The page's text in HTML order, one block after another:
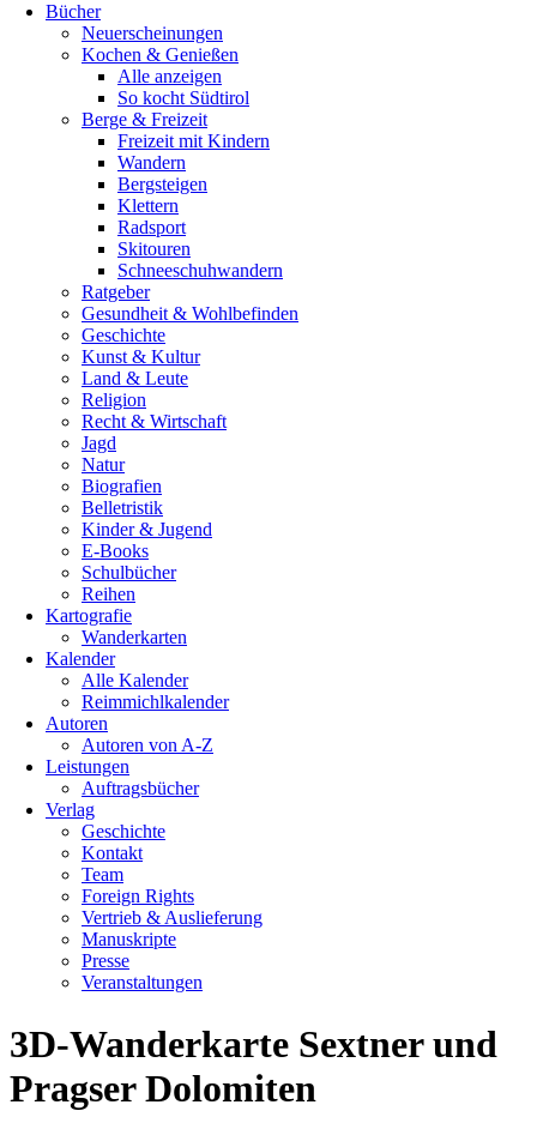
Bücher
Neuerscheinungen
Kochen & Genießen
Alle anzeigen
So kocht Südtirol
Berge & Freizeit
Freizeit mit Kindern
Wandern
Bergsteigen
Klettern
Radsport
Skitouren
Schneeschuhwandern
Ratgeber
Gesundheit & Wohlbefinden
Geschichte
Kunst & Kultur
Land & Leute
Religion
Recht & Wirtschaft
Jagd
Natur
Biografien
Belletristik
Kinder & Jugend
E-Books
Schulbücher
Reihen
Kartografie
Wanderkarten
Kalender
Alle Kalender
Reimmichlkalender
Autoren
Autoren von A-Z
Leistungen
Auftragsbücher
Verlag
Geschichte
Kontakt
Team
Foreign Rights
Vertrieb & Auslieferung
Manuskripte
Presse
Veranstaltungen
3D-Wanderkarte Sextner und
Pragser Dolomiten